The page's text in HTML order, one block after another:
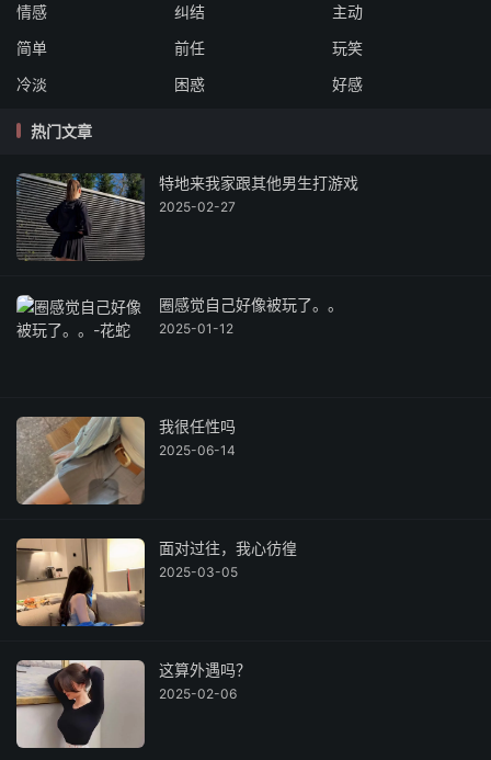
情感
纠结
主动
简单
前任
玩笑
冷淡
困惑 好感
热门文章
特地来我家跟其他男生打游戏
2025-02-27
圈感觉自己好像被玩了。。
2025-01-12
我很任性吗
2025-06-14
面对过往，我心彷徨
2025-03-05
这算外遇吗？
2025-02-06